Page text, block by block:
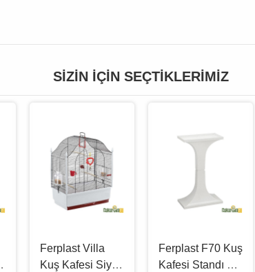
SIZIN İÇIN SEÇTIKLERIMIZ
Ferplast Villa
Kuş Kafesi Siyah
Ferplast F70 Kuş
Kafesi Standı 44